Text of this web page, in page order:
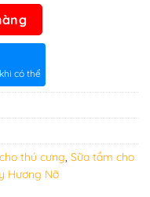
có thể
thú cưng, Sữa tắm cho
Hương Nỡ